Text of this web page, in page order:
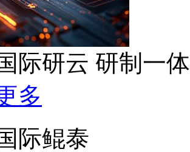
际研云 研制一
多
际鲲泰